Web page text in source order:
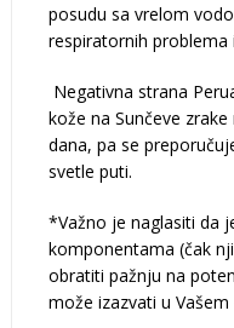
posudu sa vrelom
respiratornih problema
Negativna strana
kože na Sunčeve
dana, pa se
svetle puti.
*Važno je naglasiti da
komponentama (čak
obratiti pažnju na
može izazvati u